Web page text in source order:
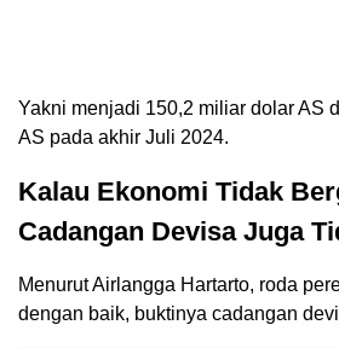
Yakni menjadi 150,2 miliar dolar AS
AS pada akhir Juli 2024.
Kalau Ekonomi Tidak
Cadangan Devisa Juga
Menurut Airlangga Hartarto, roda
dengan baik, buktinya cadangan